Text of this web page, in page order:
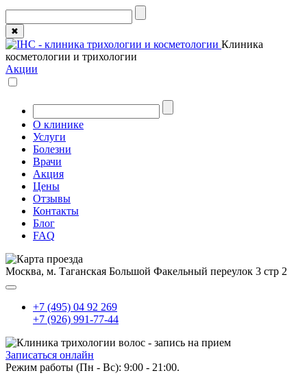
✖
Клиника
косметологии и трихологии
Акции
О клинике
Услуги
Болезни
Врачи
Акция
Цены
Отзывы
Контакты
Блог
FAQ
Москва, м. Таганская Большой Факельный переулок 3 стр 2
+7 (495) 04 92 269
+7 (926) 991-77-44
Записаться онлайн
Режим работы (Пн - Вс): 9:00 - 21:00.